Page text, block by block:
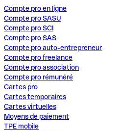
Compte pro en ligne
Compte pro SASU
Compte pro SCI
Compte pro SAS
Compte pro auto-entrepreneur
Compte pro freelance
Compte pro association
Compte pro rémunéré
Cartes pro
Cartes temporaires
Cartes virtuelles
Moyens de paiement
TPE mobile